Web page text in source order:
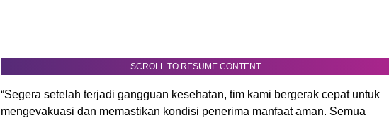
SCROLL TO RESUME CONTENT
“Segera setelah terjadi gangguan kesehatan, tim kami bergerak cepat untuk
mengevakuasi dan memastikan kondisi penerima manfaat aman. Semua